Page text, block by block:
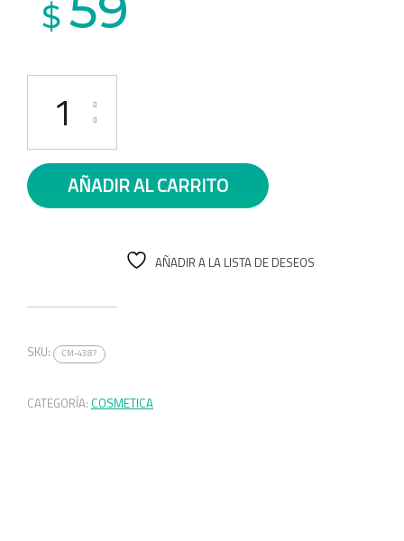
$
AÑADIR AL CARRITO
AÑADIR A LA LISTA DE DESEOS
SKU: CM-43.87
CATEGORÍA: COSMETICA